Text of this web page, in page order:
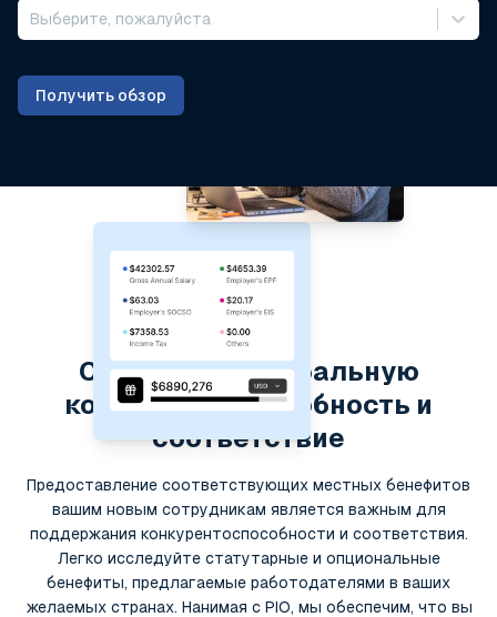
Выберите, пожалуйста
Получить обзор
Сохраняйте глобальную
конкурентоспособность и
соответствие
Предоставление соответствующих местных бенефитов
вашим новым сотрудникам является важным для
поддержания конкурентоспособности и соответствия.
Легко исследуйте статутарные и опциональные
бенефиты, предлагаемые работодателями в ваших
желаемых странах. Нанимая с PIO, мы обеспечим, что вы